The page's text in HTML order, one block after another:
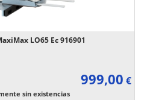
LO65 Ec 916901
999,00 €
sin existencias